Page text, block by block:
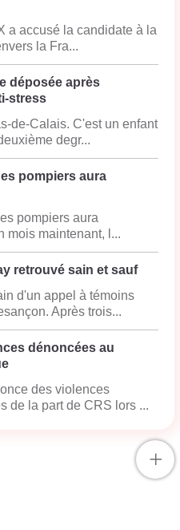
a accusé la candidate à la
la Fra...
déposée après
stress
de-Calais. C'est un enfant
degr...
pompiers aura
pompiers aura
mois maintenant, l...
retrouvé sain et sauf
d'un appel à témoins
Après trois...
dénoncées au
des violences
de la part de CRS lors ...
+